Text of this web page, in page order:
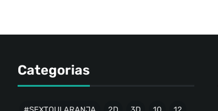
Categorias